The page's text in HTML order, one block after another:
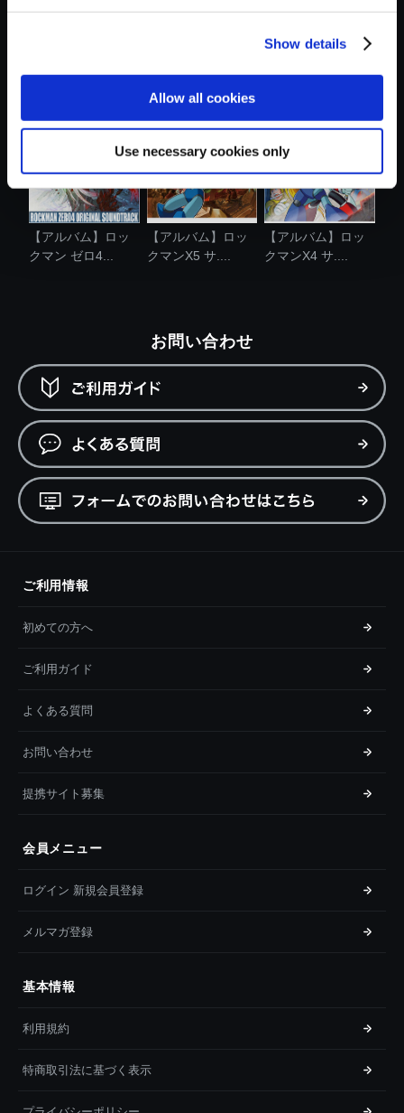
Show details
Allow all cookies
Use necessary cookies only
クマンX6 サ....
クマンX7 サ....
クマンX3 サ....
【アルバム】ロッ
クマン ゼロ4...
【アルバム】ロッ
クマンX5 サ....
【アルバム】ロッ
クマンX4 サ....
お問い合わせ
ご利用情報
初めての方へ
ご利用ガイド
よくある質問
お問い合わせ
提携サイト募集
会員メニュー
ログイン 新規会員登録
メルマガ登録
基本情報
利用規約
特商取引法に基づく表示